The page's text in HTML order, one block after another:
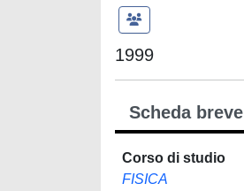
1999
Scheda breve
Corso di studio
FISICA